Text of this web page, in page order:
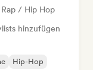
/ Hip Hop
hinzufügen
Hip-Hop